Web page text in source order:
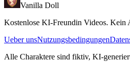
Vanilla Doll
Kostenlose KI-Freundin Videos. Kein
Ueber unsNutzungsbedingungen
Alle Charaktere sind fiktiv, KI-